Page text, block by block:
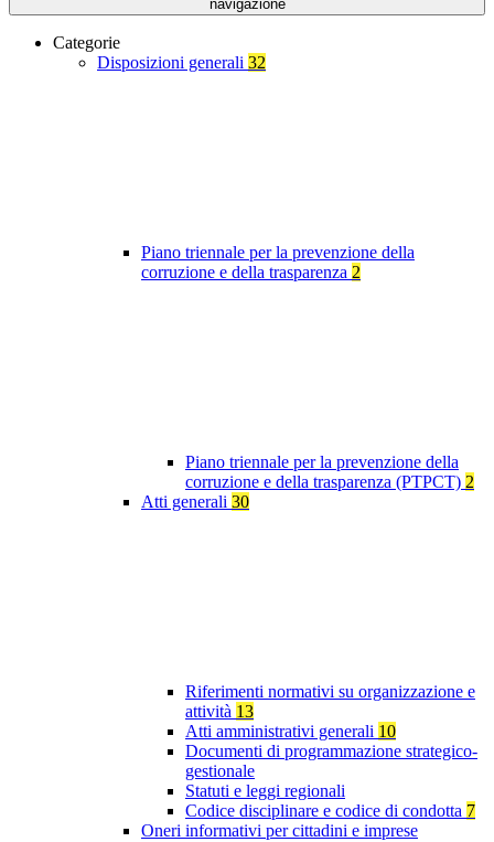
navigazione
Categorie
Disposizioni generali 32
Piano triennale per la prevenzione della
corruzione e della trasparenza 2
Piano triennale per la prevenzione della
corruzione e della trasparenza (PTPCT) 2
Atti generali 30
Riferimenti normativi su organizzazione e
attività 13
Atti amministrativi generali 10
Documenti di programmazione strategico-
gestionale
Statuti e leggi regionali
Codice disciplinare e codice di condotta 7
Oneri informativi per cittadini e imprese